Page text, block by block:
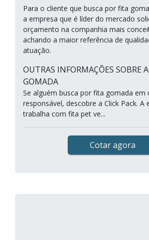
Para o cliente que busca por fita
a empresa que é líder do mercado
orçamento na companhia mais
achando a maior referência de
atuação.
OUTRAS INFORMAÇÕES SOBRE
GOMADA
Se alguém busca por fita gomada em
responsável, descobre a Click Pack. A
trabalha com fita pet ve...
Cotar agora